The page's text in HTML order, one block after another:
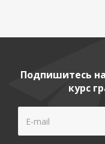
Подпишитесь
курс